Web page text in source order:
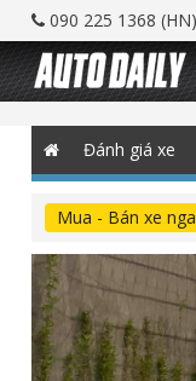
090 225 1368
Đánh giá xe
Mua - Bán xe